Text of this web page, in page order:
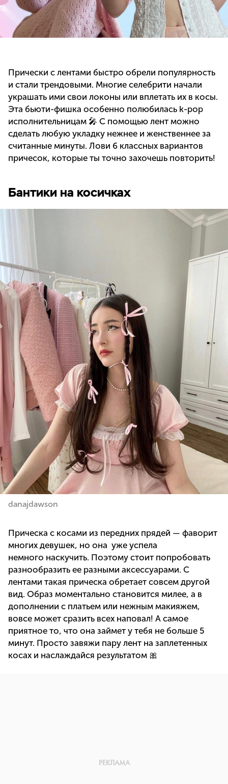
Прически с лентами быстро обрели популярность
и стали трендовыми. Многие селебрити начали
украшать ими свои локоны или вплетать их в косы.
Эта бьюти-фишка особенно полюбилась k-pop
исполнительницам 🎤 С помощью лент можно
сделать любую укладку нежнее и женственнее за
считанные минуты. Лови 6 классных вариантов
причесок, которые ты точно захочешь повторить!
Бантики на косичках
danajdawson
Прическа с косами из передних прядей — фаворит
многих девушек, но она уже успела
немного наскучить. Поэтому стоит попробовать
разнообразить ее разными аксессуарами. С
лентами такая прическа обретает совсем другой
вид. Образ моментально становится милее, а в
дополнении с платьем или нежным макияжем,
вовсе может сразить всех наповал! А самое
приятное то, что она займет у тебя не больше 5
минут. Просто завяжи пару лент на заплетенных
косах и наслаждайся результатом 🎀